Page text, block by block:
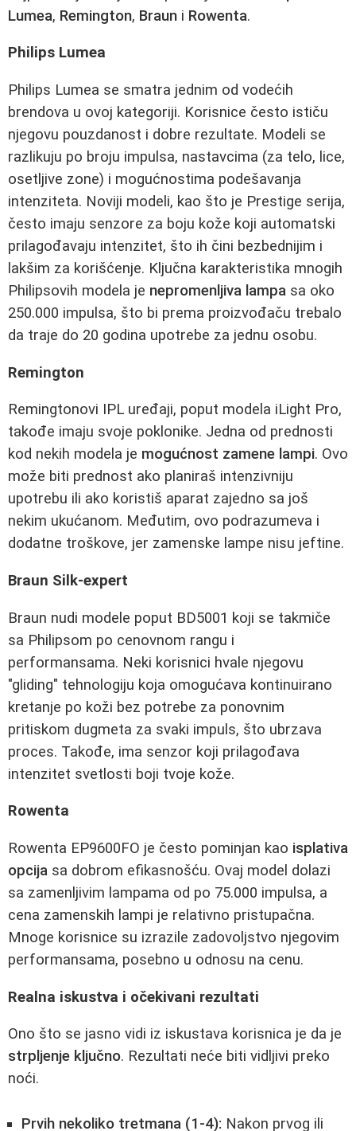
Lumea, Remington, Braun i Rowenta.
Philips Lumea
Philips Lumea se smatra jednim od vodećih
brendova u ovoj kategoriji. Korisnice često ističu
njegovu pouzdanost i dobre rezultate. Modeli se
razlikuju po broju impulsa, nastavcima (za telo, lice,
osetljive zone) i mogućnostima podešavanja
intenziteta. Noviji modeli, kao što je Prestige serija,
često imaju senzore za boju kože koji automatski
prilagođavaju intenzitet, što ih čini bezbednijim i
lakšim za korišćenje. Ključna karakteristika mnogih
Philipsovih modela je nepromenljiva lampa sa oko
250.000 impulsa, što bi prema proizvođaču trebalo
da traje do 20 godina upotrebe za jednu osobu.
Remington
Remingtonovi IPL uređaji, poput modela iLight Pro,
takođe imaju svoje poklonike. Jedna od prednosti
kod nekih modela je mogućnost zamene lampi. Ovo
može biti prednost ako planiraš intenzivniju
upotrebu ili ako koristiš aparat zajedno sa još
nekim ukućanom. Međutim, ovo podrazumeva i
dodatne troškove, jer zamenske lampe nisu jeftine.
Braun Silk-expert
Braun nudi modele poput BD5001 koji se takmiče
sa Philipsom po cenovnom rangu i
performansama. Neki korisnici hvale njegovu
"gliding" tehnologiju koja omogućava kontinuirano
kretanje po koži bez potrebe za ponovnim
pritiskom dugmeta za svaki impuls, što ubrzava
proces. Takođe, ima senzor koji prilagođava
intenzitet svetlosti boji tvoje kože.
Rowenta
Rowenta EP9600FO je često pominjan kao isplativa
opcija sa dobrom efikasnošću. Ovaj model dolazi
sa zamenljivim lampama od po 75.000 impulsa, a
cena zamenskih lampi je relativno pristupačna.
Mnoge korisnice su izrazile zadovoljstvo njegovim
performansama, posebno u odnosu na cenu.
Realna iskustva i očekivani rezultati
Ono što se jasno vidi iz iskustava korisnica je da je
strpljenje ključno. Rezultati neće biti vidljivi preko
noći.
Prvih nekoliko tretmana (1-4): Nakon prvog ili